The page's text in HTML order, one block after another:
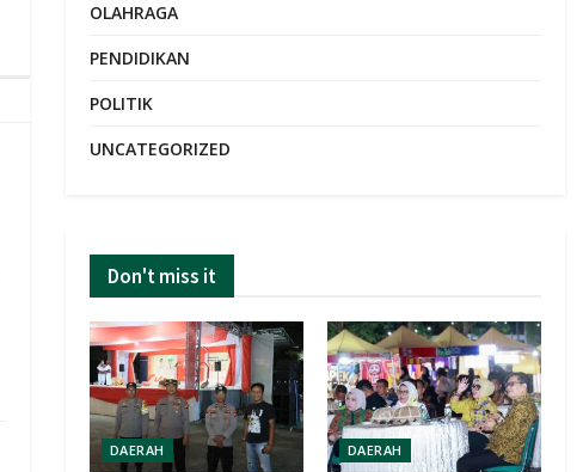
OLAHRAGA
PENDIDIKAN
POLITIK
UNCATEGORIZED
Don't miss it
DAERAH DAERAH